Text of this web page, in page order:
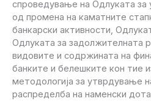
спроведување на Одлуката за
од промена на каматните
банкарски активности,
Одлуката за задолжителната
видовите и содржината на
банките и белешките кон тие
методологија за утврдување
распределба на наменски